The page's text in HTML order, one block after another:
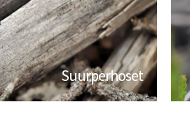
Suurperhoset